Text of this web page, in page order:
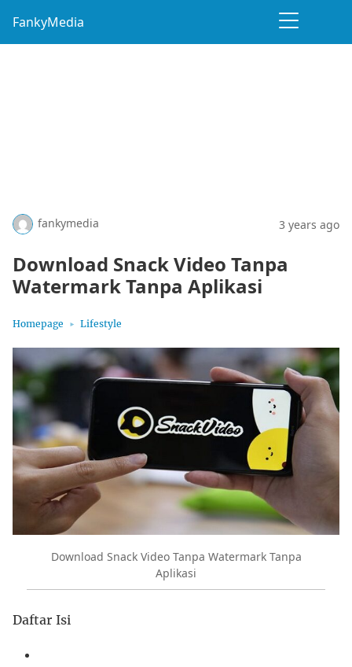
FankyMedia
fankymedia 3 years ago
Download Snack Video Tanpa
Watermark Tanpa Aplikasi
Homepage Lifestyle
Download Snack Video Tanpa Watermark Tanpa
Aplikasi
Daftar Isi